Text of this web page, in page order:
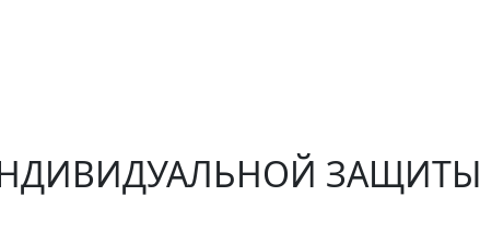
ЗАЩИТЫ